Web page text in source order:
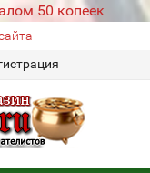
50 копеек